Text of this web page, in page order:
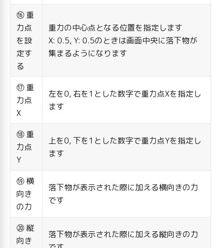
⑯ 重
力点
を設
定す
る
重力の中心点となる位置を指定します
X: 0.5, Y: 0.5のときは画面中央に落下物が
集まるようになります
⑰ 重
力点
X
左を0, 右を1とした数字で重力点Xを指定し
ます
⑱ 重
力点
Y
上を0, 下を1とした数字で重力点Yを指定し
ます
⑲ 横
向き
の力
落下物が表示された際に加える横向きの力
です
⑳ 縦
向き
落下物が表示された際に加える縦向きの力